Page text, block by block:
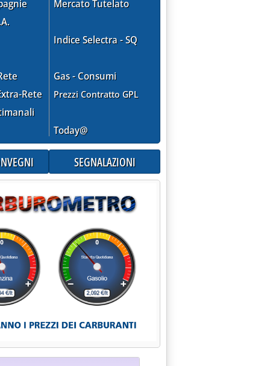
Rete
Mercato Tutelato
Indice Selectra - SQ
Gas - Consumi
Prezzi Contratto GPL
Today@
SEGNALAZIONI